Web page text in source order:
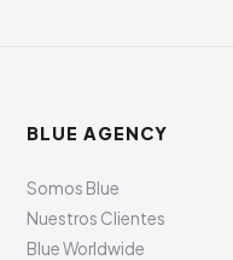
BLUE AGENCY
Somos Blue
Nuestros Clientes
Blue Worldwide